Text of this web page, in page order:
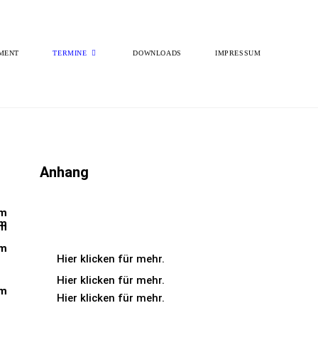
TERMINE DOWNLOADS IMPRESSUM
Anhang
Hier klicken für mehr.
Hier klicken für mehr.
Hier klicken für mehr.